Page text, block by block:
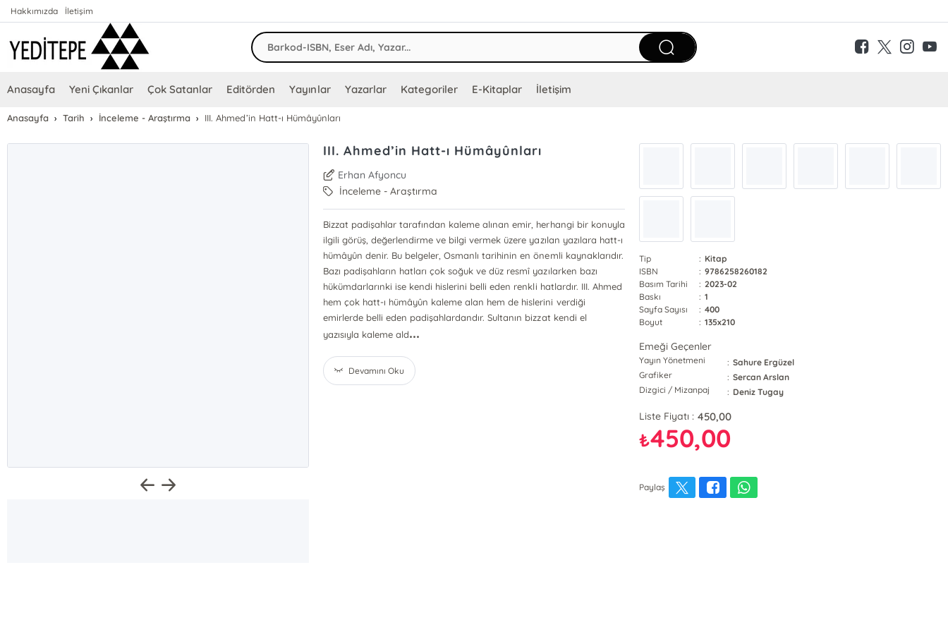
Hakkımızda İletişim
Anasayfa Yeni Çıkanlar Çok Satanlar Editörden Yayınlar Yazarlar Kategoriler E-Kitaplar İletişim
Anasayfa Tarih İnceleme - Araştırma III. Ahmed’in Hatt-ı Hümâyûnları
III. Ahmed’in Hatt-ı Hümâyûnları
Erhan Afyoncu
İnceleme - Araştırma
Bizzat padişahlar tarafından kaleme alınan emir, herhangi bir konuyla
ilgili görüş, değerlendirme ve bilgi vermek üzere yazılan yazılara hatt-ı
hümâyûn denir. Bu belgeler, Osmanlı tarihinin en önemli kaynaklarıdır.
Bazı padişahların hatları çok soğuk ve düz resmî yazılarken bazı
hükümdarlarınki ise kendi hislerini belli eden renkli hatlardır. III. Ahmed
hem çok hatt-ı hümâyûn kaleme alan hem de hislerini verdiği
emirlerde belli eden padişahlardandır. Sultanın bizzat kendi el
yazısıyla kaleme ald...
Devamını Oku
Tip : Kitap
ISBN
: 9786258260182
Basım Tarihi
: 2023-02
Baskı
: 1
Sayfa Sayısı
: 400
Boyut
: 135x210
Emeği Geçenler
Yayın Yönetmeni : Sahure Ergüzel
Grafiker
: Sercan Arslan
Dizgici / Mizanpaj
: Deniz Tugay
Liste Fiyatı : 450,00
₺450,00
Paylaş